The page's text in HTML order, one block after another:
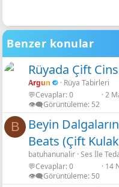
Benzer konular
Rüyada Çift
Argun
Rüya Tabirleri
💬Cevaplar 0
👁️‍🗨️Görüntüleme 52
2
B
Beyin
Beats (Çift
batuhanunalir Ses İle
💬Cevaplar 0
👁️‍🗨️Görüntüleme 50
14